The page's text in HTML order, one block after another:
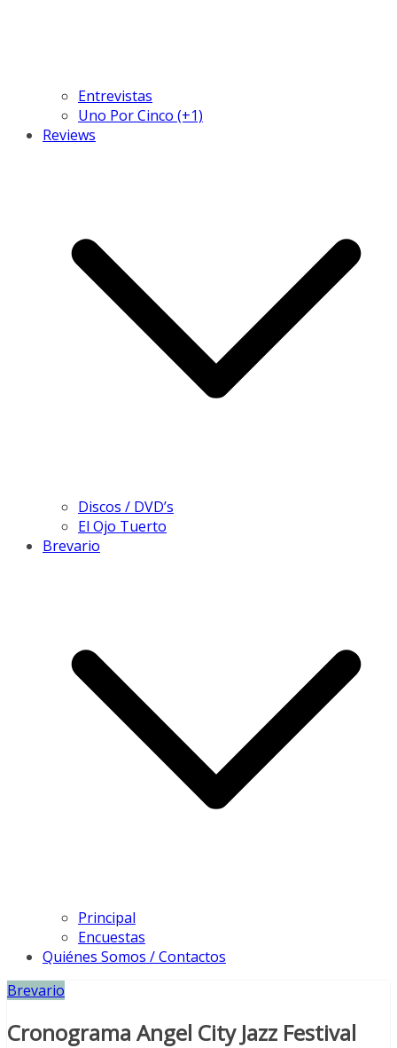
Entrevistas
Uno Por Cinco (+1)
Reviews
Discos / DVD’s
El Ojo Tuerto
Brevario
Principal
Encuestas
Quiénes Somos / Contactos
Brevario
Cronograma Angel City Jazz Festival